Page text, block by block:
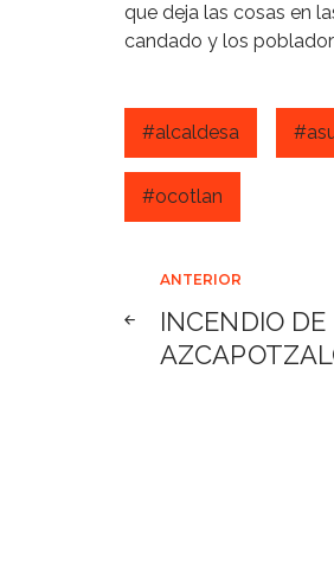
que deja las cosas en
candado y los
#alcaldesa
#ocotlan
de
ANTERIOR
INCENDIO DE